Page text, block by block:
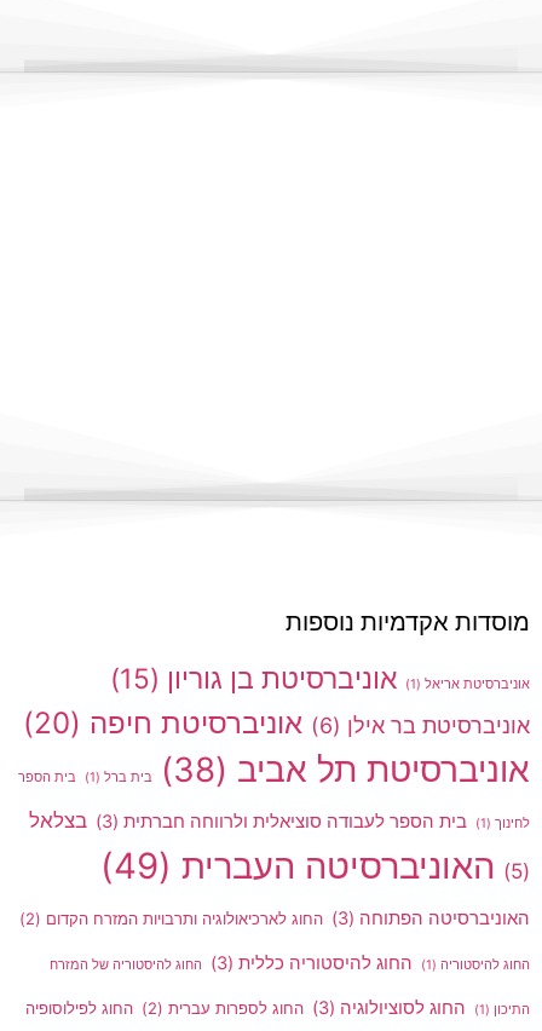
אקדמיות נוספות
אריאל(1) אוניברסיטת בן גוריון(15)
בר אילן(6) אוניברסיטת חיפה(20)
תל אביב(38) בית ברל (1) בית הספר
בית הספר לעבודה סוציאלית ולרווחה חברתית(3) בצלאל
האוניברסיטה העברית(49)
הפתוחה(3) החוג לארכיאולוגיה ותרבויות המזרח הקדום (2)
(1) החוג להיסטוריה כללית (3) החוג להיסטוריה של המזרח
החוג לסוציולוגיה(3) החוג לספרות עברית(2) החוג לפילוסופיה